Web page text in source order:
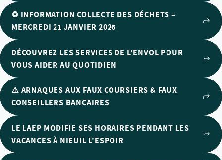
♻️ INFORMATION COLLECTE DES DÉCHETS –
MERCREDI 21 JANVIER 2026
DÉCOUVREZ LES SERVICES DE L'ENVOL POUR
VOUS AIDER AU QUOTIDIEN
⚠️ ARNAQUES AUX FAUX COURSIERS & FAUX
CONSEILLERS BANCAIRES
LE LAEP MODIFIE SES HORAIRES PENDANT LES
VACANCES À NIEUIL L'ESPOIR